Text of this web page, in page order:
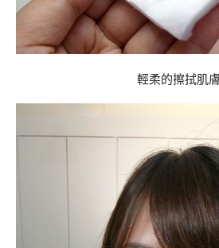
輕柔的擦拭肌膚